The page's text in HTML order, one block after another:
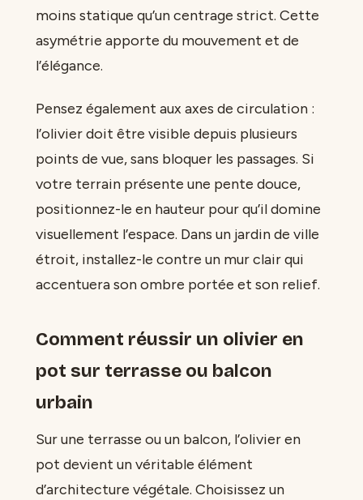
moins statique qu’un centrage strict. Cette
asymétrie apporte du mouvement et de
l’élégance.
Pensez également aux axes de circulation :
l’olivier doit être visible depuis plusieurs
points de vue, sans bloquer les passages. Si
votre terrain présente une pente douce,
positionnez-le en hauteur pour qu’il domine
visuellement l’espace. Dans un jardin de ville
étroit, installez-le contre un mur clair qui
accentuera son ombre portée et son relief.
Comment réussir un olivier en
pot sur terrasse ou balcon
urbain
Sur une terrasse ou un balcon, l’olivier en
pot devient un véritable élément
d’architecture végétale. Choisissez un